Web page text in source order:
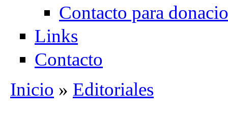
Contacto para
Links
Contacto
Se encuentra usted aquí
Inicio » Editoriales